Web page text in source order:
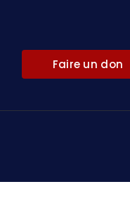
Faire un don